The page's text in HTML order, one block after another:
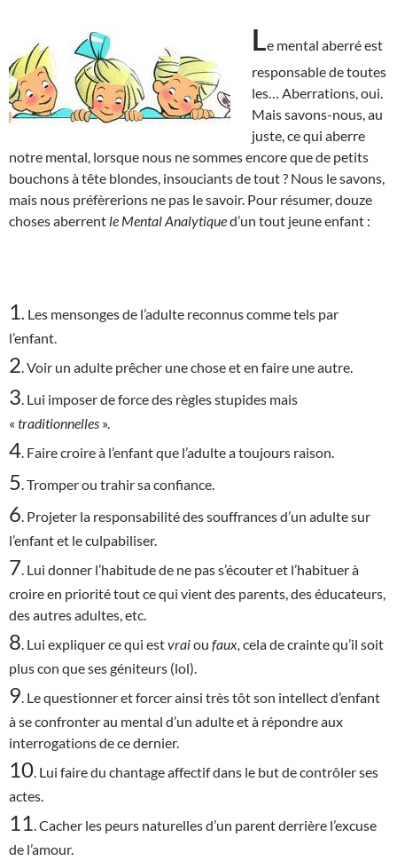
Le mental aberré est
responsable de toutes
les… Aberrations, oui.
Mais savons-nous, au
juste, ce qui aberre
notre mental, lorsque nous ne sommes encore que de petits
bouchons à tête blondes, insouciants de tout ? Nous le savons,
mais nous préfèrerions ne pas le savoir. Pour résumer, douze
choses aberrent le Mental Analytiqued’un tout jeune enfant :
1
Les mensonges de l’adulte reconnus comme tels par
l’enfant.
2 . Voir un adulte prêcher une chose et en faire une autre.
3 . Lui imposer de force des règles stupides mais
« traditionnelles ».
4 . Faire croire à l’enfant que l’adulte a toujours raison.
5 . Tromper ou trahir sa confiance.
6 . Projeter la responsabilité des souffrances d’un adulte sur
l’enfant et le culpabiliser.
7 . Lui donner l’habitude de ne pas s’écouter et l’habituer à
croire en priorité tout ce qui vient des parents, des éducateurs,
des autres adultes, etc.
8 . Lui expliquer ce qui estvraiou faux, cela de crainte qu’il soit
plus con que ses géniteurs (lol).
9 . Le questionner et forcer ainsi très tôt son intellect d’enfant
à se confronter au mental d’un adulte et à répondre aux
interrogations de ce dernier.
10 . Lui faire du chantage affectif dans le but de contrôler ses
actes.
11 . Cacher les peurs naturelles d’un parent derrière l’excuse
de l’amour.